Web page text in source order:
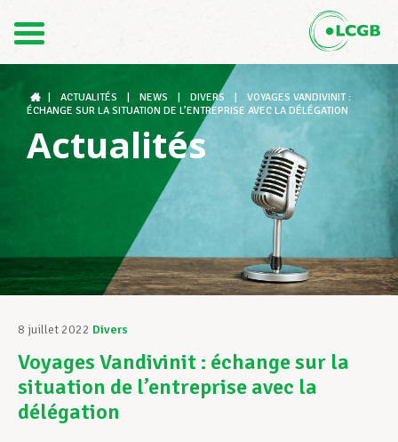
DE
Le LCGB
Structures syndicales
Assistance au Travail
Vos droits
ACTUALITÉS NEWS DIVERS
VOYAGES VANDIVINIT :
ÉCHANGE SUR LA SITUATION DE L’ENTREPRISE AVEC LA DÉLÉGATION
Actualités
8 juillet 2022 Divers
Voyages Vandivinit : échange sur la
situation de l’entreprise avec la
délégation